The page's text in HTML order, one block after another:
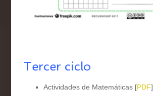
Tercer ciclo
Actividades de Matemáticas [PDF]